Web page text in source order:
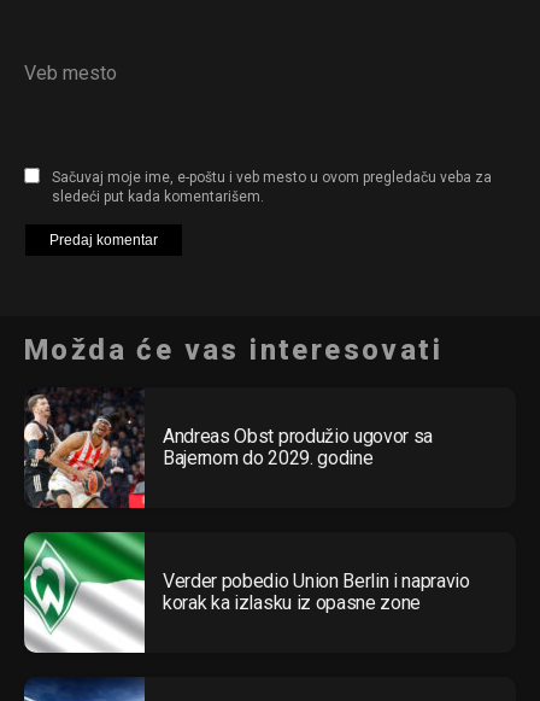
Veb mesto
Sačuvaj moje ime, e-poštu i veb mesto u ovom pregledaču veba za
sledeći put kada komentarišem.
Možda će vas interesovati
Andreas Obst produžio ugovor sa
Bajernom do 2029. godine
Verder pobedio Union Berlin i napravio
korak ka izlasku iz opasne zone